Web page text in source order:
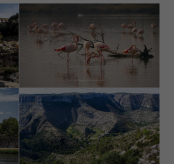
dolor. Aenean massa. Cum
magnis dis parturient montes,
quam felis, ultricies nec.